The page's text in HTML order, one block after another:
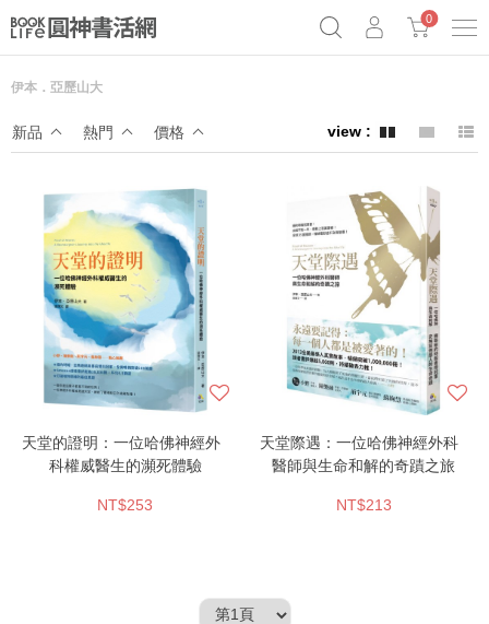
Netflix話題章魚小說！
0
伊本．亞歷山大
新品 熱門 價格
天堂的證明：一位哈佛神經外
科權威醫生的瀕死體驗
NT$253
天堂際遇：一位哈佛神經外科
醫師與生命和解的奇蹟之旅
NT$213